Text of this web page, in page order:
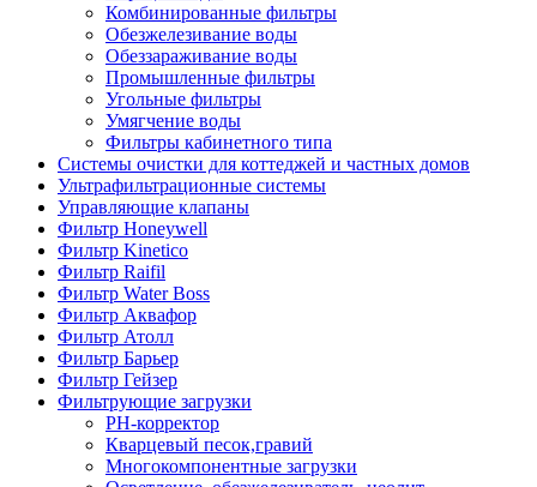
Комбинированные фильтры
Обезжелезивание воды
Обеззараживание воды
Промышленные фильтры
Угольные фильтры
Умягчение воды
Фильтры кабинетного типа
Системы очистки для коттеджей и частных домов
Ультрафильтрационные системы
Управляющие клапаны
Фильтр Honeywell
Фильтр Kinetico
Фильтр Raifil
Фильтр Water Boss
Фильтр Аквафор
Фильтр Атолл
Фильтр Барьер
Фильтр Гейзер
Фильтрующие загрузки
PH-корректор
Кварцевый песок,гравий
Многокомпонентные загрузки